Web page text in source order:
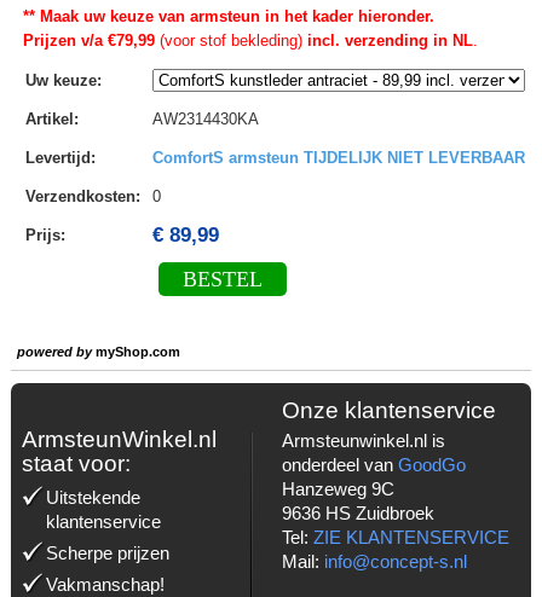
** Maak uw keuze van armsteun in het kader hieronder.
Prijzen v/a €79,99(voor stof bekleding)incl. verzending in NL.
Uw keuze:
Artikel : AW2314430KA
Levertijd : ComfortS armsteun TIJDELIJK NIET LEVERBAAR
Verzendkosten: 0
Prijs: € 89,99
BESTEL
powered bymyShop.com
ArmsteunWinkel.nl
staat voor:
Uitstekende
klantenservice
Scherpe prijzen
Vakmanschap!
Onze klantenservice
Armsteunwinkel.nl is
onderdeel van GoodGo
Hanzeweg 9C
9636 HS Zuidbroek
Tel: ZIE KLANTENSERVICE
Mail: info@concept-s.nl